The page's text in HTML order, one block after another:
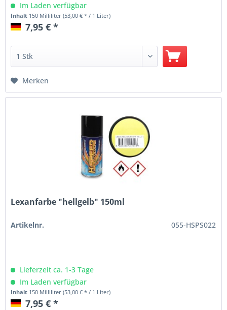
Im Laden verfügbar
Inhalt 150 Milliliter(53,00 € * / 1 Liter)
7,95 € *
Merken
Lexanfarbe "hellgelb" 150ml
Artikelnr. 055-HSPS022
Lieferzeit ca. 1-3 Tage
Im Laden verfügbar
Inhalt 150 Milliliter(53,00 € * / 1 Liter)
7,95 € *